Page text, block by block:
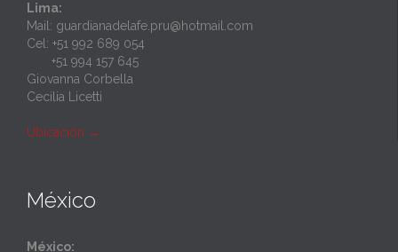
Lima:
Mail: guardianadelafe.pru@hotmail.com
Cel: +51 992 689 054
+51 994 157 645
Giovanna Corbella
Cecilia Licetti
Ubicación →
México
México: